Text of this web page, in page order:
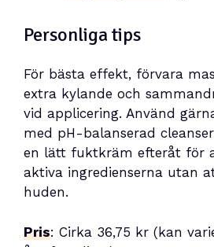
Personliga tips
För bästa effekt, förvara
extra kylande och
vid applicering. Använd
med pH-balanserad
en lätt fuktkräm efteråt för
aktiva ingredienserna utan
huden.
Pris: Cirka 36,75 kr (kan